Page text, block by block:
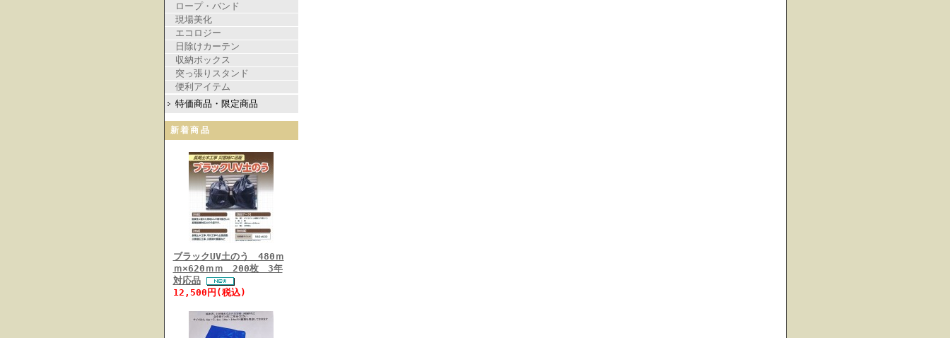
ロープ・バンド
現場美化
エコロジー
日除けカーテン
収納ボックス
突っ張りスタンド
便利アイテム
特価商品・限定商品
新着商品
ブラックUV土のう 480ｍ
ｍ×620ｍｍ 200枚 3年
対応品
12,500円(税込)